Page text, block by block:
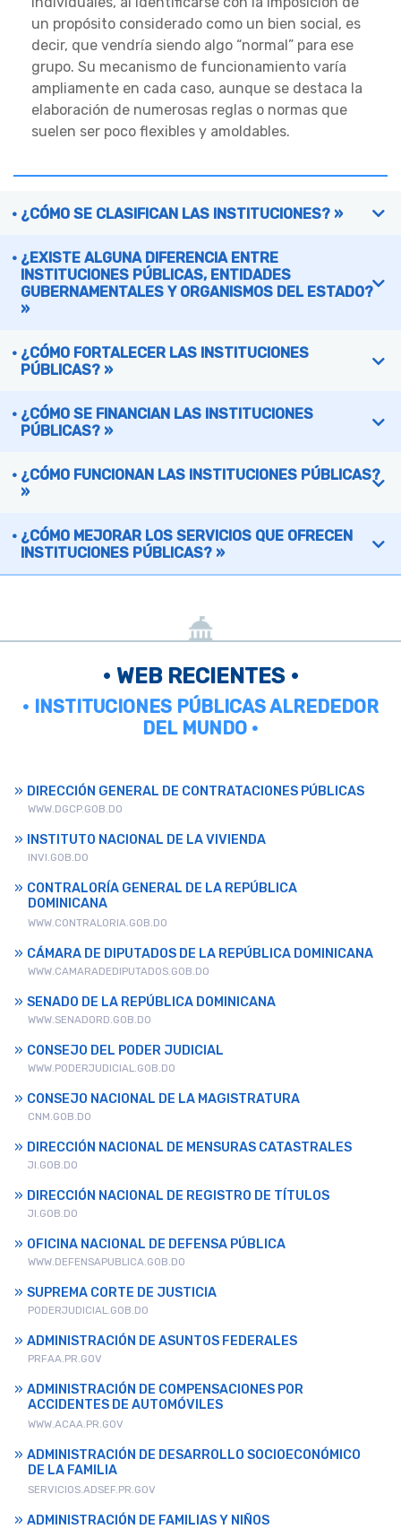
un propósito considerado como un bien social, es
decir, que vendría siendo algo “normal” para ese
grupo. Su mecanismo de funcionamiento varía
ampliamente en cada caso, aunque se destaca la
elaboración de numerosas reglas o normas que
suelen ser poco flexibles y amoldables.
¿CÓMO SE CLASIFICAN LAS INSTITUCIONES? »
¿EXISTE ALGUNA DIFERENCIA ENTRE
INSTITUCIONES PÚBLICAS, ENTIDADES
GUBERNAMENTALES Y ORGANISMOS DEL ESTADO?
»
¿CÓMO FORTALECER LAS INSTITUCIONES
PÚBLICAS? »
¿CÓMO SE FINANCIAN LAS INSTITUCIONES
PÚBLICAS? »
¿CÓMO FUNCIONAN LAS INSTITUCIONES PÚBLICAS?
»
¿CÓMO MEJORAR LOS SERVICIOS QUE OFRECEN
INSTITUCIONES PÚBLICAS? »
• WEB RECIENTES •
• INSTITUCIONES PÚBLICAS ALREDEDOR
DEL MUNDO •
DIRECCIÓN GENERAL DE CONTRATACIONES PÚBLICAS
WWW.DGCP.GOB.DO
INSTITUTO NACIONAL DE LA VIVIENDA
INVI.GOB.DO
CONTRALORÍA GENERAL DE LA REPÚBLICA
DOMINICANA
WWW.CONTRALORIA.GOB.DO
CÁMARA DE DIPUTADOS DE LA REPÚBLICA DOMINICANA
WWW.CAMARADEDIPUTADOS.GOB.DO
SENADO DE LA REPÚBLICA DOMINICANA
WWW.SENADORD.GOB.DO
CONSEJO DEL PODER JUDICIAL
WWW.PODERJUDICIAL.GOB.DO
CONSEJO NACIONAL DE LA MAGISTRATURA
CNM.GOB.DO
DIRECCIÓN NACIONAL DE MENSURAS CATASTRALES
JI.GOB.DO
DIRECCIÓN NACIONAL DE REGISTRO DE TÍTULOS
JI.GOB.DO
OFICINA NACIONAL DE DEFENSA PÚBLICA
WWW.DEFENSAPUBLICA.GOB.DO
SUPREMA CORTE DE JUSTICIA
PODERJUDICIAL.GOB.DO
ADMINISTRACIÓN DE ASUNTOS FEDERALES
PRFAA.PR.GOV
ADMINISTRACIÓN DE COMPENSACIONES POR
ACCIDENTES DE AUTOMÓVILES
WWW.ACAA.PR.GOV
ADMINISTRACIÓN DE DESARROLLO SOCIOECONÓMICO
DE LA FAMILIA
SERVICIOS.ADSEF.PR.GOV
ADMINISTRACIÓN DE FAMILIAS Y NIÑOS